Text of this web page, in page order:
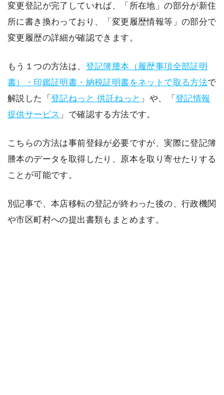
変更登記が完了していれば、「所在地」の部分が新住
所に書き換わっており、「変更履歴情報等」の部分で
変更履歴の詳細が確認できます。
もう１つの方法は、 登記簿謄本（履歴事項全部証明
書）・印鑑証明書・納税証明書をネットで取る方法で
解説した「 登記ねっと 供託ねっと 」や、「登記情報
提供サービス 」で確認する方法です。
こちらの方法は事前登録が必要ですが、実際に登記簿
謄本のデータを取得したり、原本を取り寄せたりする
ことが可能です。
別記事で、本店移転の登記が終わった後の、行政機関
や市区町村への提出書類もまとめます。